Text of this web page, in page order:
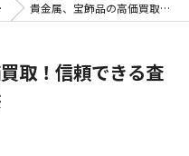
貴金属、宝飾品の高価買取！信頼できる査定で適正価格をご提供
取！信頼できる査